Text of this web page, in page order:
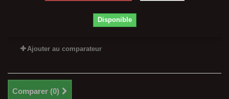
Disponible
Ajouter au comparateur
Comparer (0)